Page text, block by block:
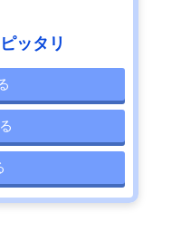
ッタリ